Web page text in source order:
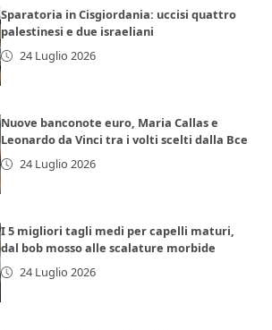
Sparatoria in Cisgiordania: uccisi quattro
palestinesi e due israeliani
24 Luglio 2026
Nuove banconote euro, Maria Callas e
Leonardo da Vinci tra i volti scelti dalla Bce
24 Luglio 2026
I 5 migliori tagli medi per capelli maturi,
dal bob mosso alle scalature morbide
24 Luglio 2026